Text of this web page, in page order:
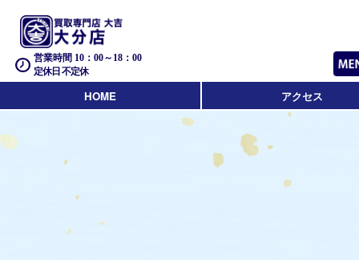
営業時間 10：00～18：00
定休日 不定休
HOME アクセス